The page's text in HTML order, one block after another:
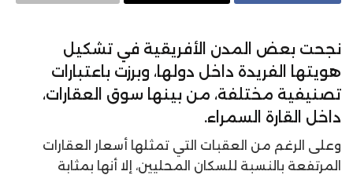
نجحت بعض المدن الأفريقية في تشكيل
هويتها الفريدة داخل دولها، وبرزت باعتبارات
تصنيفية مختلفة، من بينها سوق العقارات،
داخل القارة السمراء.
وعلى الرغم من العقبات التي تمثلها أسعار العقارات
المرتفعة بالنسبة للسكان المحليين، إلا أنها بمثابة